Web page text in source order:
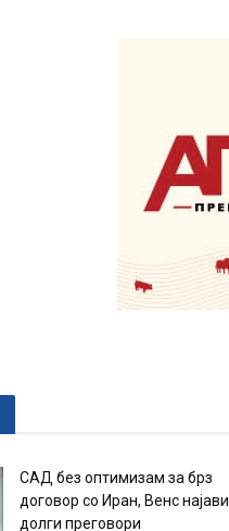
САД без оптимизам за брз
договор со Иран, Венс најави
долги преговори